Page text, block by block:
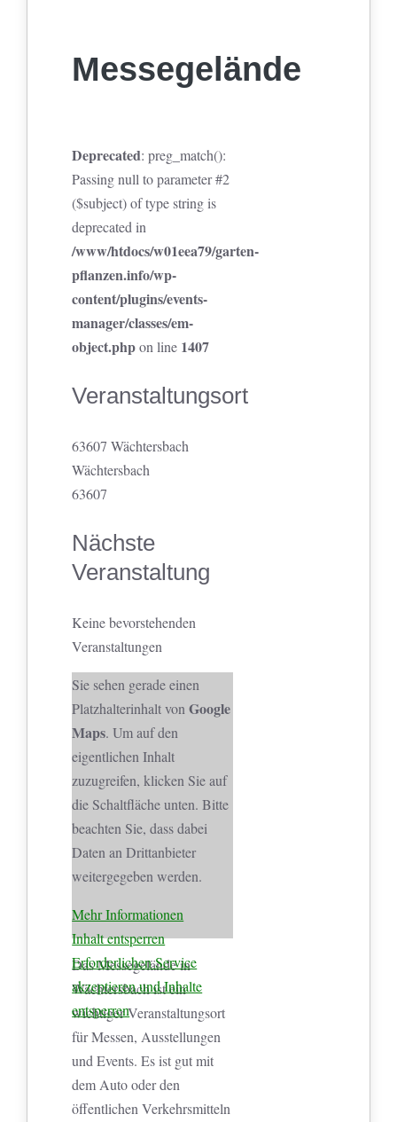
Messegelände
Deprecated: preg_match():
Passing null to parameter #2
($subject) of type string is
deprecated in
/www/htdocs/w01eea79/garten-
pflanzen.info/wp-
content/plugins/events-
manager/classes/em-
object.phpon line 1407
Veranstaltungsort
63607 Wächtersbach
Wächtersbach
63607
Nächste
Veranstaltung
Keine bevorstehenden
Veranstaltungen
Sie sehen gerade einen
Platzhalterinhalt vonGoogle
Maps. Um auf den
eigentlichen Inhalt
zuzugreifen, klicken Sie auf
die Schaltfläche unten. Bitte
beachten Sie, dass dabei
Daten an Drittanbieter
weitergegeben werden.
Mehr Informationen
Inhalt entsperren
Erforderlichen Service
akzeptieren und Inhalte
entsperren
Das Messegelände in
Wächtersbach ist ein
wichtiger Veranstaltungsort
für Messen, Ausstellungen
und Events. Es ist gut mit
dem Auto oder den
öffentlichen Verkehrsmitteln